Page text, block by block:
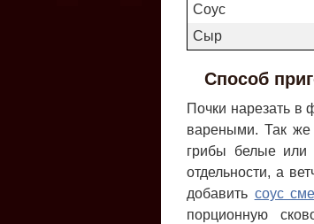
Соус
Сыр
Способ
Почки нарезать
вареными. Так же
грибы белые
отдельности, а
добавить соус
порционную